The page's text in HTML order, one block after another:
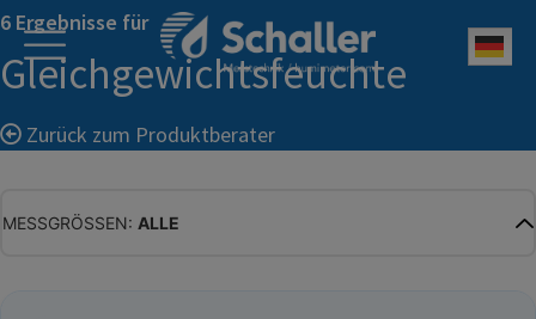
6 Ergebnisse für
Gleichgewichtsfeuchte
Zurück zum Produktberater
MESSGRÖSSEN: ALLE